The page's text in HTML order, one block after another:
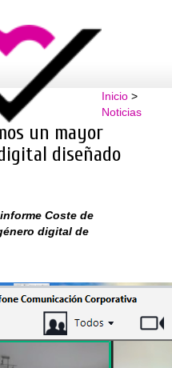
Inicio>
Noticias
un mayor
diseñado
Coste de
digital de